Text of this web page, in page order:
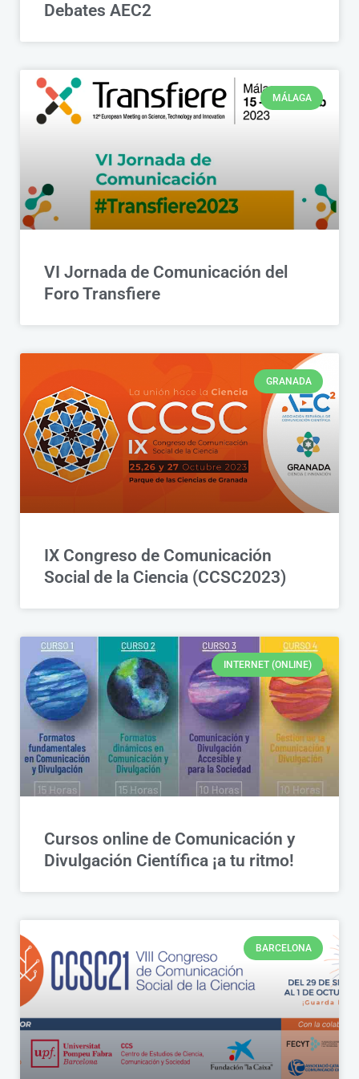
Debates AEC2
MÁLAGA
VI Jornada de Comunicación del
Foro Transfiere
GRANADA
IX Congreso de Comunicación
Social de la Ciencia (CCSC2023)
INTERNET (ONLINE)
Cursos online de Comunicación y
Divulgación Científica ¡a tu ritmo!
BARCELONA